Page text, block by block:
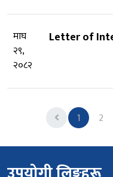
माघ
२९,
२०८२
Letter of
Previous
1 2